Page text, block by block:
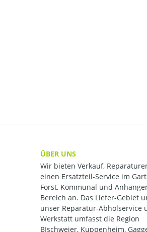
ÜBER UNS
Wir bieten Verkauf,
einen Ersatzteil-Service im
Forst, Kommunal und
Bereich an. Das Liefer-Gebiet
unser Reparatur-Abholservice
Werkstatt umfasst die Region
BIschweier, Kuppenheim,